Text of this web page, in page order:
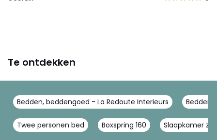
Te ontdekken
Bedden, beddengoed - La Redoute Interieurs Bedden,
Twee personen bed Boxspring 160 Slaapkamer